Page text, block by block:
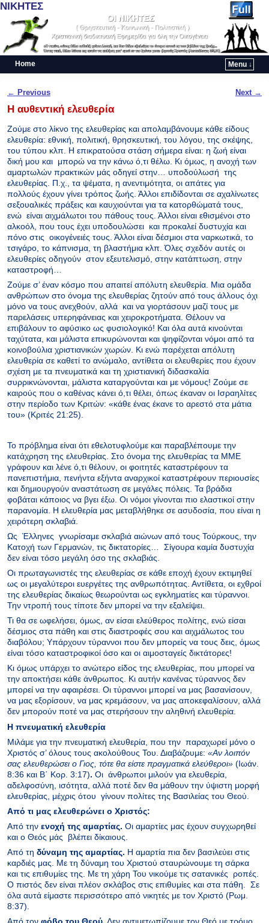
ΝΙΚΗΤΕΣ
Home
Menu ↓
Post navigation
← Previous Next →
Η αυθεντική ελευθερία
Ζούμε στο λίκνο της ελευθερίας και απολαμβάνουμε κάθε είδους
ελευθερία: εθνική, πολιτική, θρησκευτική, του λόγου, της σκέψης,
του τύπου κλπ. Η επικρατούσα στάση σήμερα είναι: η ζωή είναι
δική μου και μπορώ να την κάνω ό,τι θέλω. Κι όμως, η ανοχή των
αμαρτωλών πρακτικών μάς οδηγεί στην… υποδούλωσή της
ελευθερίας. Π.χ., τα ψέματα, η ανεντιμότητα, οι απάτες για
πολλούς έχουν γίνει τρόπος ζωής. Άλλοι επιδίδονται σε αχαλίνωτες
σεξουαλικές πράξεις και καυχιούνται για τα κατορθώματά τους,
ενώ είναι αιχμάλωτοι του πάθους τους. Άλλοι είναι εθισμένοι στο
αλκοόλ, που τους έχει υποδουλώσει και προκαλεί δυστυχία και
πόνο στις οικογένειές τους. Άλλοι είναι δέσμιοι στα ναρκωτικά, το
τσιγάρο, το κάπνισμα, τη βλαστήμια κλπ. Όλες σχεδόν αυτές οι
ελευθερίες οδηγούν στον εξευτελισμό, στην κατάπτωση, στην
καταστροφή…
Ζούμε σ’ έναν κόσμο που απαιτεί απόλυτη ελευθερία. Μια ομάδα
ανθρώπων στο όνομα της ελευθερίας ζητούν από τους άλλους όχι
μόνο να τους ανεχθούν, αλλά και να γιορτάσουν μαζί τους με
παρελάσεις υπερηφάνειας και χειροκροτήματα. Θέλουν να
επιβάλουν το αφύσικο ως φυσιολογικό! Και όλα αυτά κινούνται
ταχύτατα, και μάλιστα επικυρώνονται και ψηφίζονται νόμοι από τα
κοινοβούλια χριστιανικών χωρών. Κι ενώ παρέχεται απόλυτη
ελευθερία σε καθετί το ανώμαλο, αντίθετα οι ελευθερίες που έχουν
σχέση με τα πνευματικά και τη χριστιανική διδασκαλία
συρρικνώνονται, μάλιστα καταργούνται και με νόμους! Ζούμε σε
καιρούς που ο καθένας κάνει ό,τι θέλει, όπως έκαναν οι Ισραηλίτες
στην περίοδο των Κριτών: «κάθε ένας έκανε το αρεστό στα μάτια
του» (Κριτές 21:25).
Το πρόβλημα είναι ότι εθελοτυφλούμε και παραβλέπουμε την
κατάχρηση της ελευθερίας. Στο όνομα της ελευθερίας τα ΜΜΕ
γράφουν και λένε ό,τι θέλουν, οι φοιτητές καταστρέφουν τα
πανεπιστήμια, πενήντα εξήντα αναρχικοί καταστρέφουν περιουσίες
και δημιουργούν αναστάτωση σε μεγάλες πόλεις. Τα βράδια
φοβάται κάποιος να βγει έξω. Οι νόμοι γίνονται πιο ελαστικοί στην
παρανομία. Η ελευθερία μας μεταβλήθηκε σε ασυδοσία, που είναι η
χειρότερη σκλαβιά.
Ως Έλληνες γνωρίσαμε σκλαβιά αιώνων από τους Τούρκους, την
Κατοχή των Γερμανών, τις δικτατορίες… Σίγουρα καμία δυστυχία
δεν είναι τόσο μεγάλη όσο της σκλαβιάς.
Οι πρωταγωνιστές της ελευθερίας σε κάθε εποχή έχουν εκτιμηθεί
ως οι μεγαλύτεροι ευεργέτες της ανθρωπότητας. Αντίθετα, οι εχθροί
της ελευθερίας δικαίως θεωρούνται ως εγκληματίες και τύραννοι.
Την ντροπή τους τίποτε δεν μπορεί να την εξαλείψει.
Τι θα σε ωφελήσει, όμως, αν είσαι ελεύθερος πολίτης, ενώ είσαι
δέσμιος στα πάθη και στις διαστροφές σου και αιχμάλωτος του
διαβόλου; Υπάρχουν τύραννοι που δεν μπορείς να τους δεις, όμως
είναι τόσο καταστροφικοί όσο και οι αιμοσταγείς δικτάτορες!
Κι όμως υπάρχει το ανώτερο είδος της ελευθερίας, που μπορεί να
την αποκτήσει κάθε άνθρωπος. Κι αυτήν κανένας τύραννος δεν
μπορεί να την αφαιρέσει. Οι τύραννοι μπορεί να μας βασανίσουν,
να μας εξορίσουν, να μας κρεμάσουν, να μας αποκεφαλίσουν, αλλά
δεν μπορούν ποτέ να μας στερήσουν την αληθινή ελευθερία.
Η πνευματική ελευθερία
Μιλάμε για την πνευματική ελευθερία, που την παραχωρεί μόνο ο
Χριστός σ’ όλους τους ακολούθους Του. Διαβάζουμε: «Αν λοιπόν
σας ελευθερώσει ο Γιος, τότε θα είστε πραγματικά ελεύθεροι» (Ιωάν.
8:36 και Β΄ Κορ. 3:17). Οι άνθρωποι μιλούν για ελευθερία,
αδελφοσύνη, ισότητα, αλλά ποτέ δεν θα μάθουν την ύψιστη μορφή
ελευθερίας, μέχρις ότου γίνουν πολίτες της Βασιλείας του Θεού.
Από τι μας ελευθερώνει ο Χριστός:
Από την ενοχή της αμαρτίας. Οι αμαρτίες μας έχουν συγχωρηθεί
και ο Θεός μάς βλέπει δίκαιους.
Από τη δύναμη της αμαρτίας. Η αμαρτία πια δεν βασιλεύει στις
καρδιές μας. Με τη δύναμη του Χριστού σταυρώνουμε τη σάρκα
και τις επιθυμίες της. Με τη χάρη Του νικούμε τις σατανικές ροπές.
Ο πιστός δεν είναι πλέον σκλάβος στις επιθυμίες και στα πάθη. Σε
όλα αυτά είμαστε περισσότερο από νικητές με τον Χριστό (Ρωμ.
8:37).